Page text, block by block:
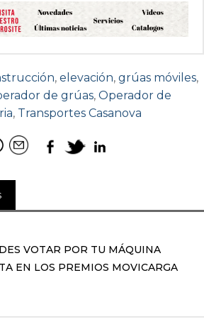
, elevación, grúas móviles,
de grúas, Operador de
, Transportes Casanova
VOTAR POR TU MÁQUINA
EN LOS PREMIOS MOVICARGA